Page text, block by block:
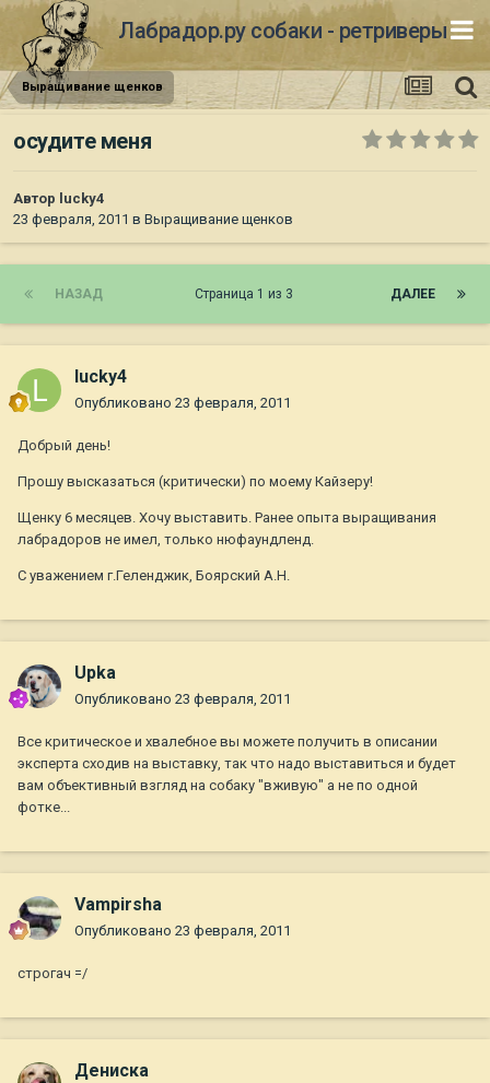
Лабрадор.ру собаки - ретриверы
Выращивание щенков
осудите меня
Автор lucky4
23 февраля, 2011 в Выращивание щенков
НАЗАД ДАЛЕЕ
Страница 1 из 3
lucky4
Опубликовано 23 февраля, 2011
Добрый день!
Прошу высказаться (критически) по моему Кайзеру!
Щенку 6 месяцев. Хочу выставить. Ранее опыта выращивания
лабрадоров не имел, только нюфаундленд.
С уважением г.Геленджик, Боярский А.Н.
Upka
Опубликовано 23 февраля, 2011
Все критическое и хвалебное вы можете получить в описании
эксперта сходив на выставку, так что надо выставиться и будет
вам объективный взгляд на собаку "вживую" а не по одной
фотке...
Vampirsha
Опубликовано 23 февраля, 2011
строгач =/
Дениска